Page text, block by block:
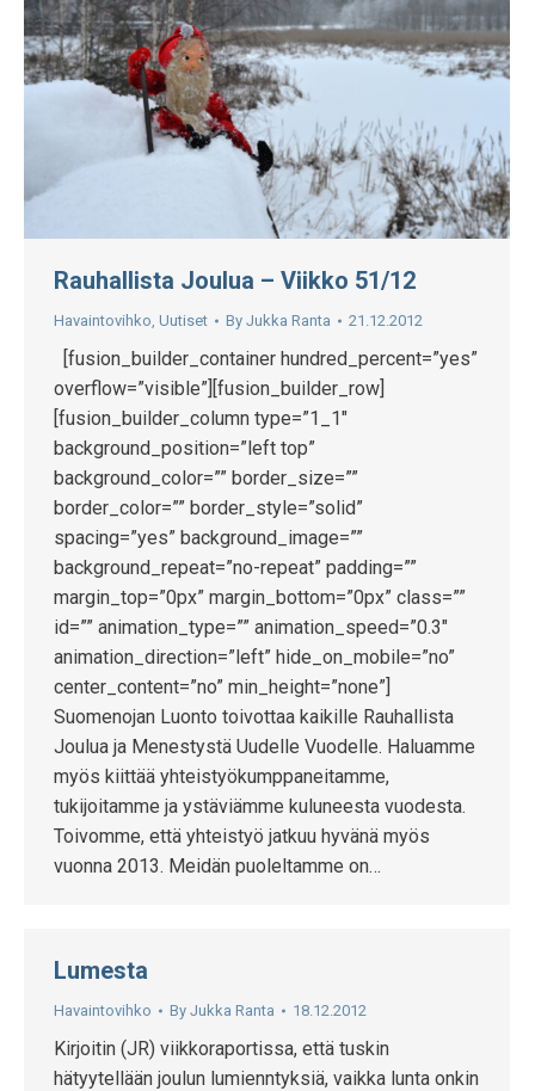
Rauhallista Joulua – Viikko 51/12
Havaintovihko, Uutiset By Jukka Ranta 21.12.2012
[fusion_builder_container hundred_percent=”yes”
overflow=”visible”][fusion_builder_row]
[fusion_builder_column type=”1_1″
background_position=”left top”
background_color=”” border_size=””
border_color=”” border_style=”solid”
spacing=”yes” background_image=””
background_repeat=”no-repeat” padding=””
margin_top=”0px” margin_bottom=”0px” class=””
id=”” animation_type=”” animation_speed=”0.3″
animation_direction=”left” hide_on_mobile=”no”
center_content=”no” min_height=”none”]
Suomenojan Luonto toivottaa kaikille Rauhallista
Joulua ja Menestystä Uudelle Vuodelle. Haluamme
myös kiittää yhteistyökumppaneitamme,
tukijoitamme ja ystäviämme kuluneesta vuodesta.
Toivomme, että yhteistyö jatkuu hyvänä myös
vuonna 2013. Meidän puoleltamme on…
Lumesta
Havaintovihko By Jukka Ranta 18.12.2012
Kirjoitin (JR) viikkoraportissa, että tuskin
hätyytellään joulun lumienntyksiä, vaikka lunta onkin